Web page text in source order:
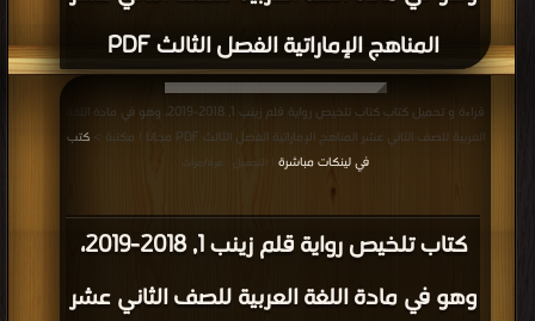
المناهج الإماراتية الفصل الثالث PDF
كتاب تلخيص رواية قلم زينب 1, 2018-2019،
وهو في مادة اللغة العربية للصف الثاني عشر
قراءة و تحميل كتاب كتاب تلخيص رواية قلم زينب 1, 2018-2019، وهو في مادة اللغة
العربية للصف الثاني عشر المناهج الإماراتية الفصل الثالث PDF مجانا | مكتبة >
كتب
في لينكات مباشرة
| التحميل : مرة/مرات